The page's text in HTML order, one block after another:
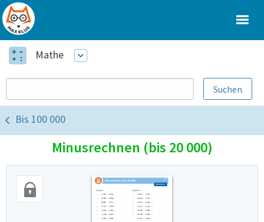
Mathe
Bis 100 000
Minusrechnen (bis 20 000)